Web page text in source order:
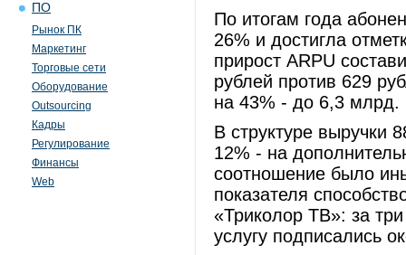
ПО
Рынок ПК
Маркетинг
Торговые сети
Оборудование
Outsourcing
Кадры
Регулирование
Финансы
Web
По итогам года
26% и достигла
прирост ARPU
рублей против 629
на 43% - до 6,3 млрд.
В структуре выручки
12% - на
соотношение было
показателя
«Триколор ТВ»: за
услугу подписались